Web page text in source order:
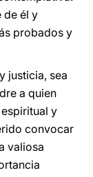
de él y
probados y
justicia, sea
a quien
y
convocar
valiosa